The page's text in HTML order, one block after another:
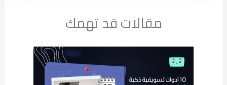
مقالات قد تهمك